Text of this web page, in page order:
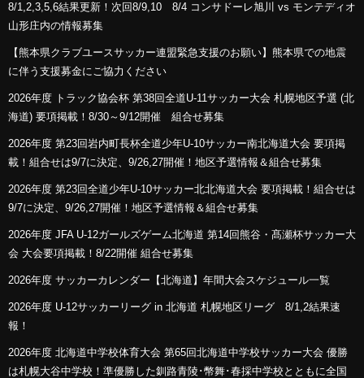
8/1,2,3,5,6結果更新！次回8/9,10 8/4 コンサドーレ旭川 vs モンテディオ
山形庄内の情報募集
【熊本県クラブユースサッカー連盟緊急支援のお願い】熊本県での地震
に伴う支援募金にご協力ください
2026年度 トラック協会杯 第38回全道U-11サッカー大会 札幌地区予選 (北
海道) 要項掲載！8/30～9/12開催 組合せ募集
2026年度 第23回岩内町長杯全道少年U-10サッカー南北海道大会 要項掲
載！組合せは9/7に決定、9/26,27開催！地区予選情報＆組合せ募集
2026年度 第23回全道少年U-10サッカー北北海道大会 要項掲載！組合せは
9/7に決定、9/26,27開催！地区予選情報＆組合せ募集
2026年度 JFA U-12ガールズゲーム北海道 第14回熊谷・髙瀬杯サッカー大
会 大会要項掲載！8/22開催 組合せ募集
2026年度 サッカーカレンダー【北海道】年間大会スケジュール一覧
2026年度 U-12サッカーリーグ in 北海道 札幌地区リーグ 8/1,2結果速
報！
2026年度 北海道中学校体育大会 第65回北海道中学校サッカー大会 優勝
は札幌大谷中学校！準優勝した釧路青陵･幣舞･春採中学校とともに全国